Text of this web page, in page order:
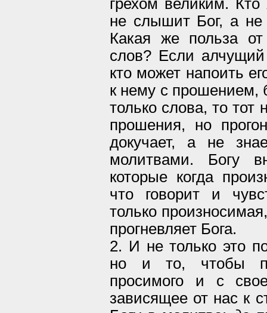
грехом великим. Кто
не слышит Бог, а
Какая же польза
слов? Если
кто может напоить
к нему с прошением,
только слова, то тот
прошения, но
докучает, а не
молитвами. Богу
которые когда
что говорит и
только
прогневляет Бога.
2. И не только это
но и то, чтобы
просимого и с
зависящее от нас к